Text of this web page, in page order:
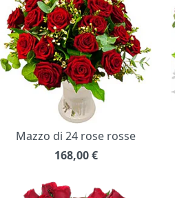
Mazzo di 24 rose rosse
168,00 €